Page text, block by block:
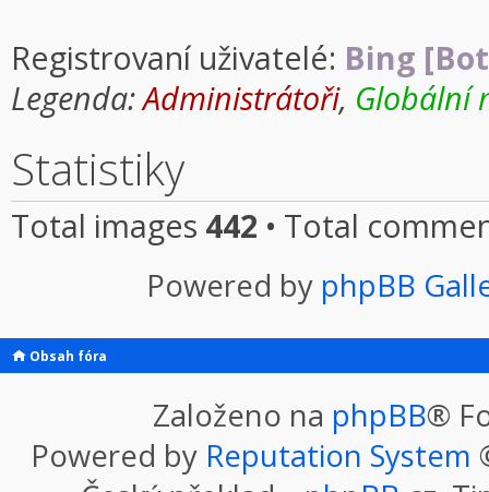
Registrovaní uživatelé: Bing
Legenda:Administrátoři, Globální
Statistiky
Total images 442 • Total
Powered by phpBB
Obsah fóra
Založeno na phpBB®
Powered by Reputation System